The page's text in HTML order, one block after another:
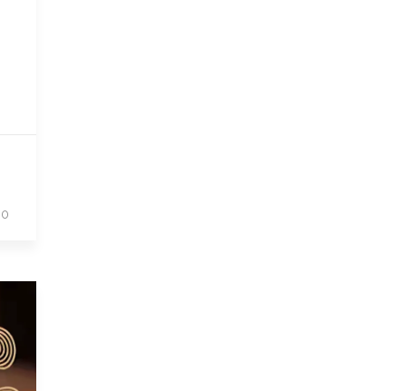
0